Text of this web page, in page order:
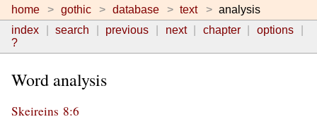
home gothic database text
analysis
index
search previous next chapter
options
?
Word analysis
Skeireins 8:6